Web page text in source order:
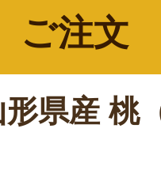
ご注文
県産 桃